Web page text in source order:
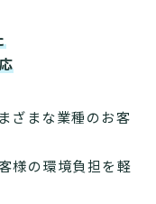
ざまな業種のお客
様の環境負担を軽